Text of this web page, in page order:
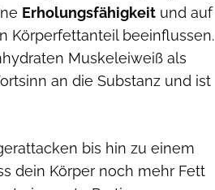
Erholungsfähigkeit und auf
Körperfettanteil beeinflussen.
Muskeleiweiß als
an die Substanz und ist
bis hin zu einem
dein Körper noch mehr Fett